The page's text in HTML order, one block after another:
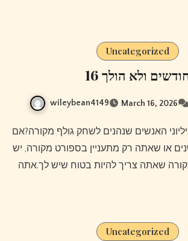
Uncategorized
חודשים ולא הולך
wileybean4149 March 16, 2026
או שאתה רק מתעניין בספורט מקורה, יש
Uncategorized